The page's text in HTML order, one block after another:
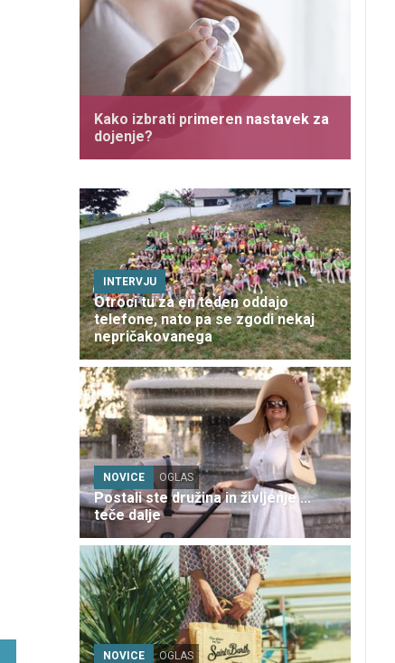
Kako izbrati primeren nastavek za
dojenje?
INTERVJU
Otroci tu za en teden oddajo
telefone, nato pa se zgodi nekaj
nepričakovanega
NOVICE OGLAS
Postali ste družina in življenje ...
teče dalje
NOVICE OGLAS